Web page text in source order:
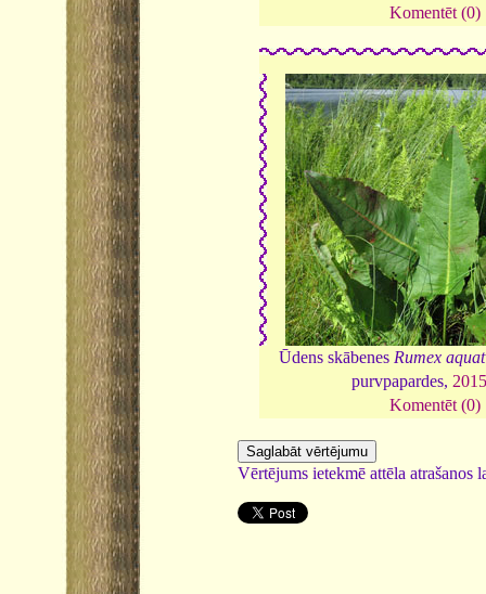
Komentēt (0)
Ūdens skābenes Rumex
purvpapardes,
Komentēt (0)
Vērtējums ietekmē attēla atrašanos